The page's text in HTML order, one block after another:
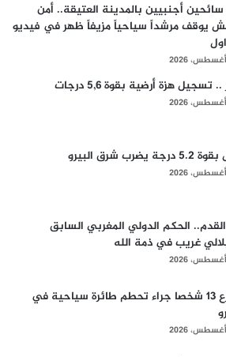
سائحين أجنبيين بالمدينة العتيقة.. أمن
يوقف مرشداً سياحياً مزيفاً ظهر في فيديو
تسجيل هزة أرضية بقوة 5,6 درجات
يضرب شرق البيرو
الحكم الدولي المغربي السابق
غريب في ذمة الله
مصرع 13 شخصا جراء تحطم طائرة سياحية في